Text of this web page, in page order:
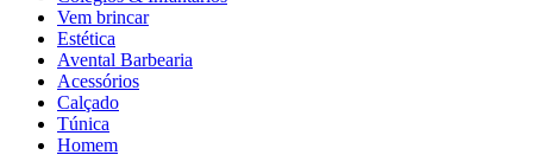
Vem brincar
Estética
Avental Barbearia
Acessórios
Calçado
Túnica
Homem